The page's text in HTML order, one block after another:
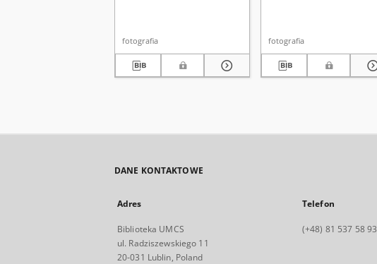
fotografia fotografia
DANE KONTAKTOWE
Adres
Biblioteka UMCS
ul. Radziszewskiego 11
20-031 Lublin, Poland
Telefon
(+48) 81 537 58 93